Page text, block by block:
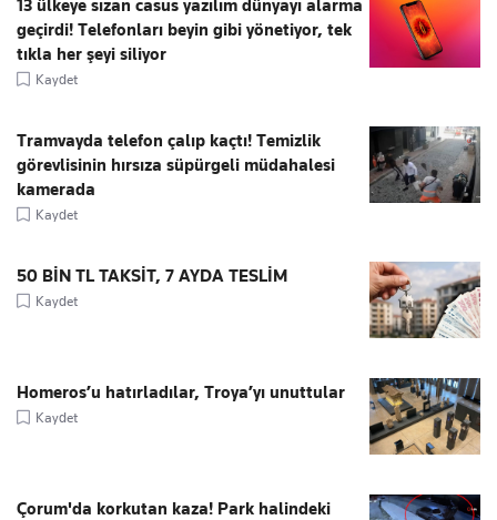
13 ülkeye sızan casus yazılım dünyayı alarma
geçirdi! Telefonları beyin gibi yönetiyor, tek
tıkla her şeyi siliyor
Kaydet
Tramvayda telefon çalıp kaçtı! Temizlik
görevlisinin hırsıza süpürgeli müdahalesi
kamerada
Kaydet
50 BİN TL TAKSİT, 7 AYDA TESLİM
Kaydet
Homeros’u hatırladılar, Troya’yı unuttular
Kaydet
Çorum'da korkutan kaza! Park halindeki